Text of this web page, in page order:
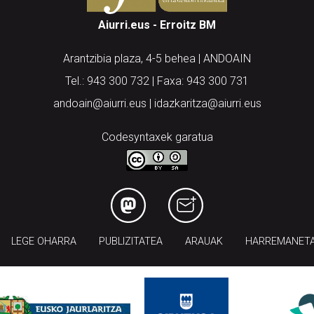
Aiurri.eus - Erroitz BM
Arantzibia plaza, 4-5 behea | ANDOAIN
Tel.: 943 300 732 | Faxa: 943 300 731
andoain@aiurri.eus | idazkaritza@aiurri.eus
Codesyntaxek garatua
LEGE OHARRA PUBLIZITATEA ARAUAK